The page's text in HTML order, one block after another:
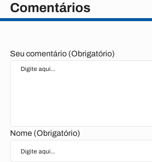
Comentários
Seu comentário (Obrigatório)
Nome (Obrigatório)